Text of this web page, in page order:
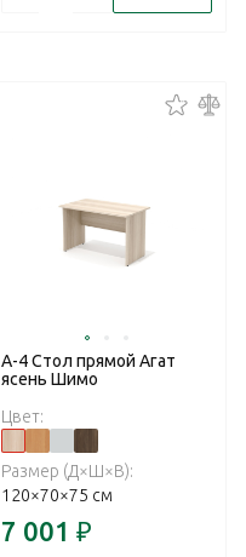
А-4 Стол прямой Агат
ясень Шимо
Цвет:
Размер (Д×Ш×В):
120×70×75 см
7 001 ₽